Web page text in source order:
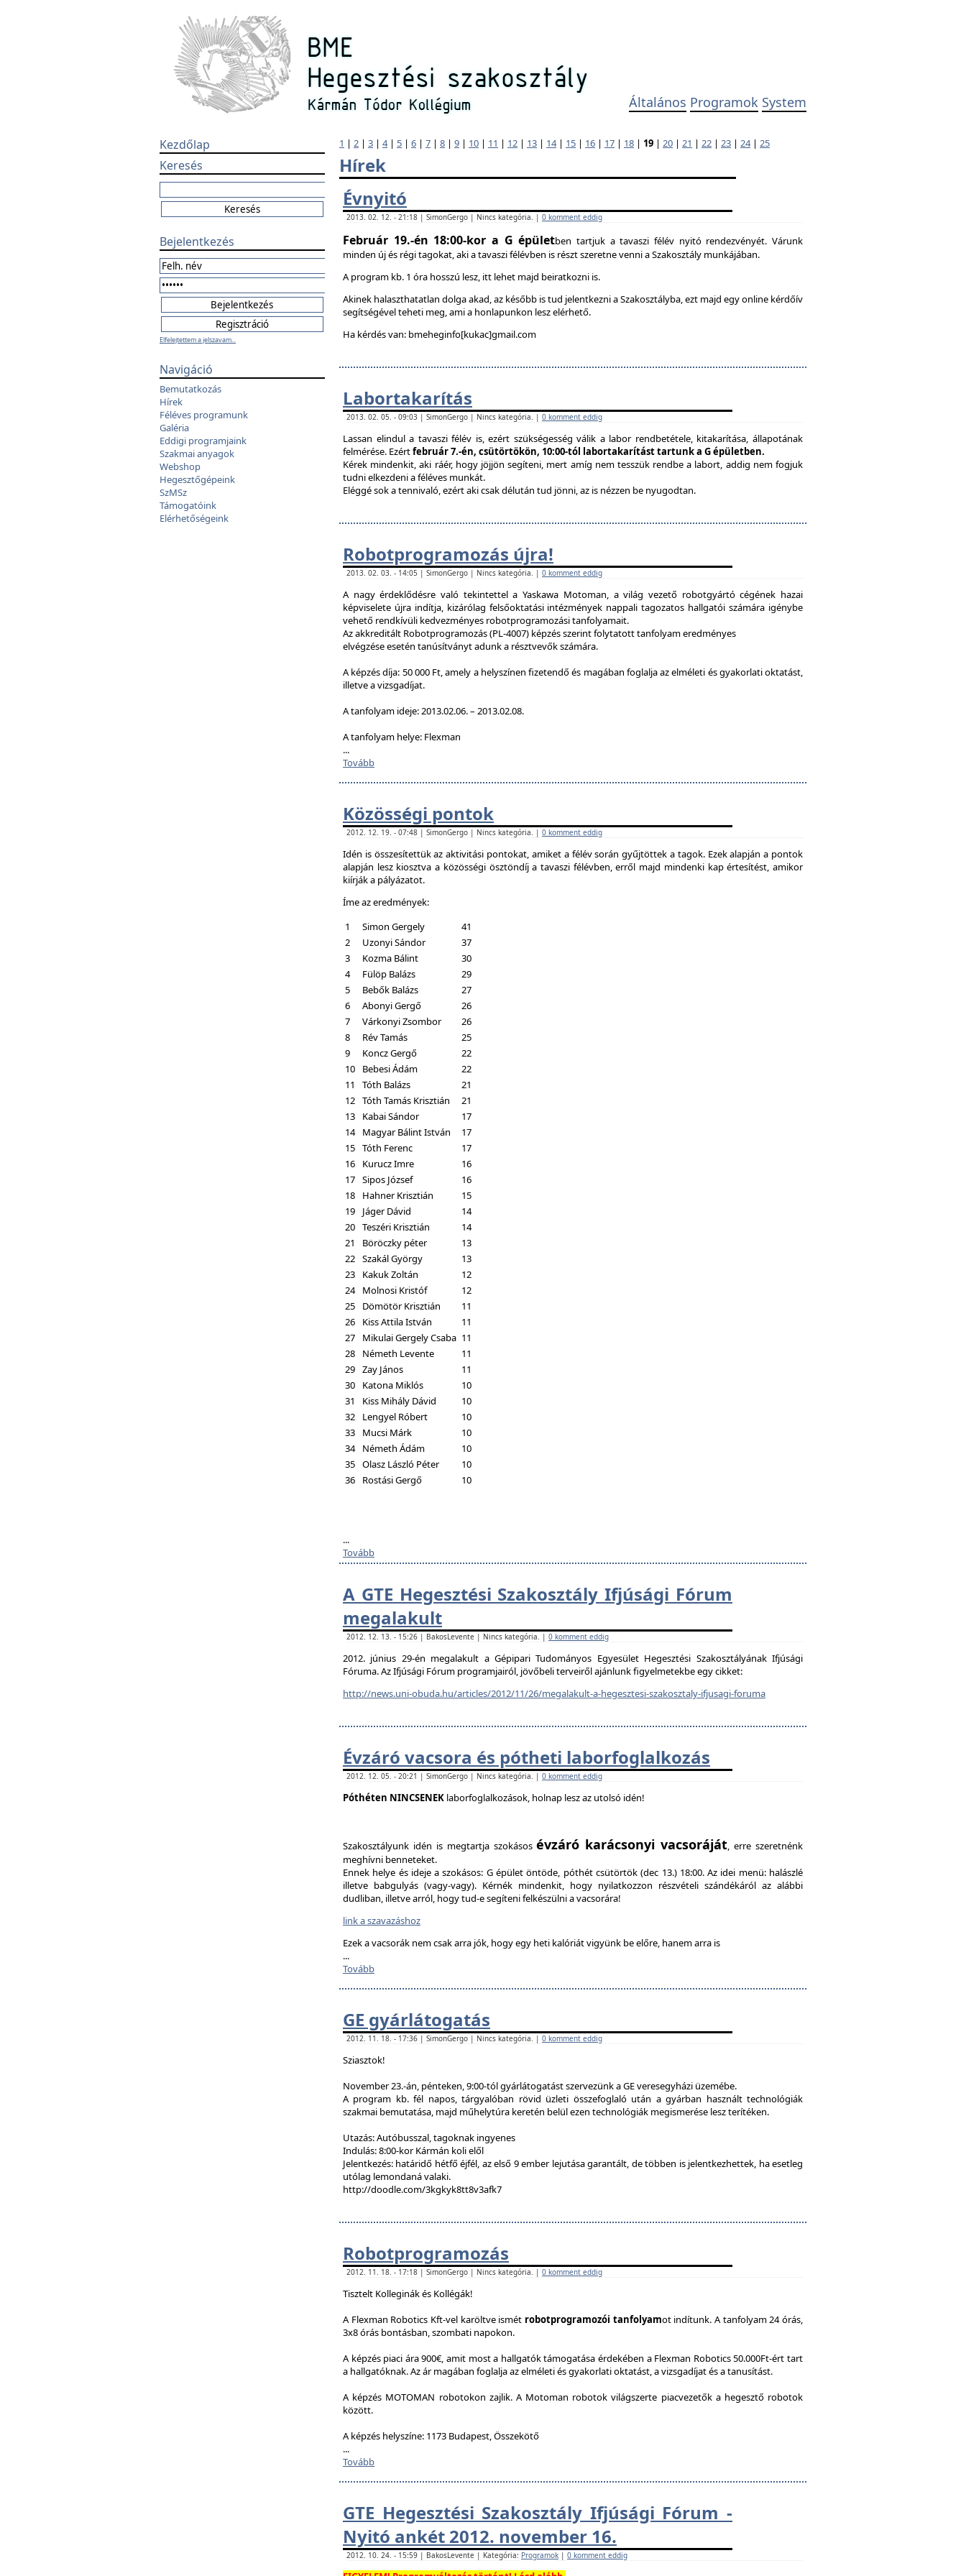
Általános Programok System
Kezdőlap
Keresés
Bejelentkezés
Elfelejtettem a jelszavam...
Navigáció
Bemutatkozás
Hírek
Féléves programunk
Galéria
Eddigi programjaink
Szakmai anyagok
Webshop
Hegesztőgépeink
SzMSz
Támogatóink
Elérhetőségeink
1 | 2 | 3 | 4| 5 | 6 | 7 | 8 | 9 | 10 | 11 | 12 | 13 | 14| 15 | 16 | 17 | 18 | 19 | 20 | 21 | 22 | 23 | 24| 25
Hírek
Évnyitó
2013. 02. 12. - 21:18 | SimonGergo | Nincs kategória. | 0 komment eddig
Február 19.-én 18:00-kor a G épületben tartjuk a tavaszi félév nyitó rendezvényét. Várunk
minden új és régi tagokat, aki a tavaszi félévben is részt szeretne venni a Szakosztály munkájában.
A program kb. 1 óra hosszú lesz, itt lehet majd beiratkozni is.
Akinek halaszthatatlan dolga akad, az később is tud jelentkezni a Szakosztályba, ezt majd egy online kérdőív
segítségével teheti meg, ami a honlapunkon lesz elérhető.
Ha kérdés van: bmeheginfo[kukac]gmail.com
Labortakarítás
2013. 02. 05. - 09:03 | SimonGergo | Nincs kategória. | 0 komment eddig
Lassan elindul a tavaszi félév is, ezért szükségesség válik a labor rendbetétele, kitakarítása, állapotának
felmérése. Ezértfebruár 7.-én, csütörtökön, 10:00-tól labortakarítást tartunk a G épületben.
Kérek mindenkit, aki ráér, hogy jöjjön segíteni, mert amíg nem tesszük rendbe a labort, addig nem fogjuk
tudni elkezdeni a féléves munkát.
Eléggé sok a tennivaló, ezért aki csak délután tud jönni, az is nézzen be nyugodtan.
Robotprogramozás újra!
2013. 02. 03. - 14:05 | SimonGergo | Nincs kategória. | 0 komment eddig
A nagy érdeklődésre való tekintettel a Yaskawa Motoman, a világ vezető robotgyártó cégének hazai
képviselete újra indítja, kizárólag felsőoktatási intézmények nappali tagozatos hallgatói számára igénybe
vehető rendkívüli kedvezményes robotprogramozási tanfolyamait.
Az akkreditált Robotprogramozás (PL-4007) képzés szerint folytatott tanfolyam eredményes
elvégzése esetén tanúsítványt adunk a résztvevők számára.
A képzés díja: 50 000 Ft, amely a helyszínen fizetendő és magában foglalja az elméleti és gyakorlati oktatást,
illetve a vizsgadíjat.
A tanfolyam ideje: 2013.02.06. – 2013.02.08.
A tanfolyam helye: Flexman
...
Tovább
Közösségi pontok
2012. 12. 19. - 07:48 | SimonGergo | Nincs kategória. | 0 komment eddig
Idén is összesítettük az aktivitási pontokat, amiket a félév során gyűjtöttek a tagok. Ezek alapján a pontok
alapján lesz kiosztva a közösségi ösztöndíj a tavaszi félévben, erről majd mindenki kap értesítést, amikor
kiírják a pályázatot.
Íme az eredmények:
1
Simon Gergely
41
2
Uzonyi Sándor
37
3
Kozma Bálint
30
4
Fülöp Balázs
29
5
Bebők Balázs
27
6
Abonyi Gergő
26
7
Várkonyi Zsombor
26
8
Rév Tamás
25
9
Koncz Gergő
22
10
Bebesi Ádám
22
11
Tóth Balázs
21
12 Tóth Tamás Krisztián
21
13
Kabai Sándor
17
14 Magyar Bálint István
17
15 Tóth Ferenc
17
16
Kurucz Imre
16
17 Sipos József
16
18
Hahner Krisztián
15
19
Jáger Dávid
14
20 Teszéri Krisztián
14
21
Böröczky péter
13
22 Szakál György
13
23
Kakuk Zoltán
12
24
Molnosi Kristóf
12
25
Dömötör Krisztián
11
26
Kiss Attila István
11
27
Mikulai Gergely Csaba 11
28
Németh Levente
11
29 Zay János
11
30
Katona Miklós
10
31
Kiss Mihály Dávid
10
32
Lengyel Róbert
10
33
Mucsi Márk
10
34
Németh Ádám
10
35 Olasz László Péter
10
36
Rostási Gergő 10
...
Tovább
A GTE Hegesztési Szakosztály Ifjúsági Fórum
megalakult
2012. 12. 13. - 15:26 | BakosLevente | Nincs kategória. | 0 komment eddig
2012. június 29-én megalakult a Gépipari Tudományos Egyesület Hegesztési Szakosztályának Ifjúsági
Fóruma. Az Ifjúsági Fórum programjairól, jövőbeli terveiről ajánlunk figyelmetekbe egy cikket:
http://news.uni-obuda.hu/articles/2012/11/26/megalakult-a-hegesztesi-szakosztaly-ifjusagi-foruma
Évzáró vacsora és pótheti laborfoglalkozás
2012. 12. 05. - 20:21 | SimonGergo | Nincs kategória. | 0 komment eddig
Póthéten NINCSENEK laborfoglalkozások, holnap lesz az utolsó idén!
Szakosztályunk idén is megtartja szokásosévzáró karácsonyi vacsoráját, erre szeretnénk
meghívni benneteket.
Ennek helye és ideje a szokásos: G épület öntöde, póthét csütörtök (dec 13.) 18:00. Az idei menü: halászlé
illetve babgulyás (vagy-vagy). Kérnék mindenkit, hogy nyilatkozzon részvételi szándékáról az alábbi
dudliban, illetve arról, hogy tud-e segíteni felkészülni a vacsorára!
link a szavazáshoz
Ezek a vacsorák nem csak arra jók, hogy egy heti kalóriát vigyünk be előre, hanem arra is
...
Tovább
GE gyárlátogatás
2012. 11. 18. - 17:36 | SimonGergo | Nincs kategória. | 0 komment eddig
Sziasztok!
November 23.-án, pénteken, 9:00-tól gyárlátogatást szervezünk a GE veresegyházi üzemébe.
A program kb. fél napos, tárgyalóban rövid üzleti összefoglaló után a gyárban használt technológiák
szakmai bemutatása, majd műhelytúra keretén belül ezen technológiák megismerése lesz terítéken.
Utazás: Autóbusszal, tagoknak ingyenes
Indulás: 8:00-kor Kármán koli elől
Jelentkezés: határidő hétfő éjfél, az első 9 ember lejutása garantált, de többen is jelentkezhettek, ha esetleg
utólag lemondaná valaki.
http://doodle.com/3kgkyk8tt8v3afk7
Robotprogramozás
2012. 11. 18. - 17:18 | SimonGergo | Nincs kategória. | 0 komment eddig
Tisztelt Kolleginák és Kollégák!
A Flexman Robotics Kft-vel karöltve ismét robotprogramozói tanfolyamot indítunk. A tanfolyam 24 órás,
3x8 órás bontásban, szombati napokon.
A képzés piaci ára 900€, amit most a hallgatók támogatása érdekében a Flexman Robotics 50.000Ft-ért tart
a hallgatóknak. Az ár magában foglalja az elméleti és gyakorlati oktatást, a vizsgadíjat és a tanusítást.
A képzés MOTOMAN robotokon zajlik. A Motoman robotok világszerte piacvezetők a hegesztő robotok
között.
A képzés helyszíne: 1173 Budapest, Összekötő
...
Tovább
GTE Hegesztési Szakosztály Ifjúsági Fórum -
Nyitó ankét 2012. november 16.
2012. 10. 24. - 15:59 | BakosLevente | Kategória: Programok | 0 komment eddig